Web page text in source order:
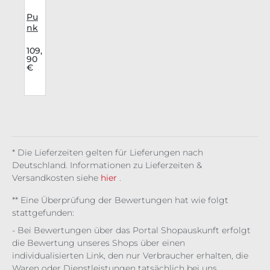
Pu
nk
e
Sch
lag
n
109,
90
€
* Die Lieferzeiten gelten für Lieferungen nach
Deutschland. Informationen zu Lieferzeiten &
Versandkosten siehe hier
** Eine Überprüfung der Bewertungen hat wie folgt
stattgefunden:
- Bei Bewertungen über das Portal Shopauskunft erfolgt
die Bewertung unseres Shops über einen
individualisierten Link, den nur Verbraucher erhalten, die